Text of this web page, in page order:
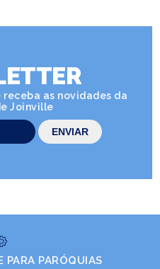
receba as novidades da
Joinville
PARA PARÓQUIAS